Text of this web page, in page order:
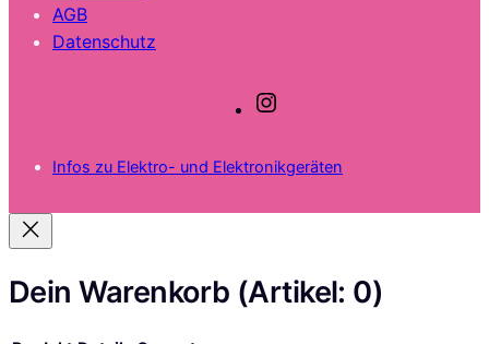
AGB
Datenschutz
t
m
Infos zu Elektro- und Elektronikgeräten
Dein Warenkorb (Artikel: 0)